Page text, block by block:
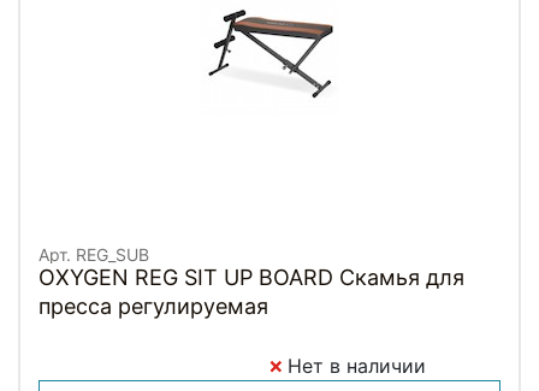
Арт. REG_SUB
OXYGEN REG SIT UP BOARD Скамья для
пресса регулируемая
Нет в наличии